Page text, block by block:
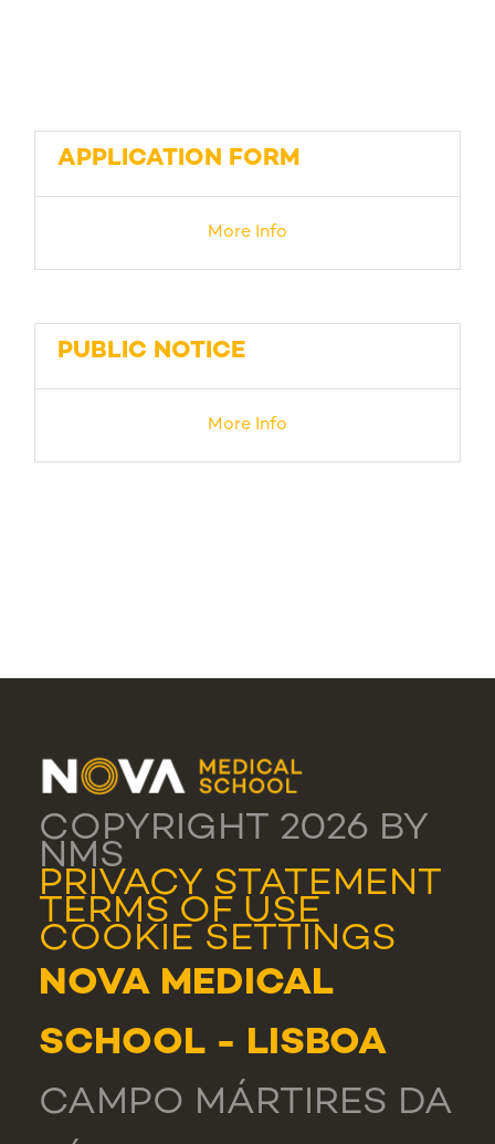
APPLICATION FORM
More Info
PUBLIC NOTICE
More Info
COPYRIGHT 2026 BY
NMS
PRIVACY STATEMENT
TERMS OF USE
COOKIE SETTINGS
NOVA MEDICAL
SCHOOL - LISBOA
CAMPO MÁRTIRES DA